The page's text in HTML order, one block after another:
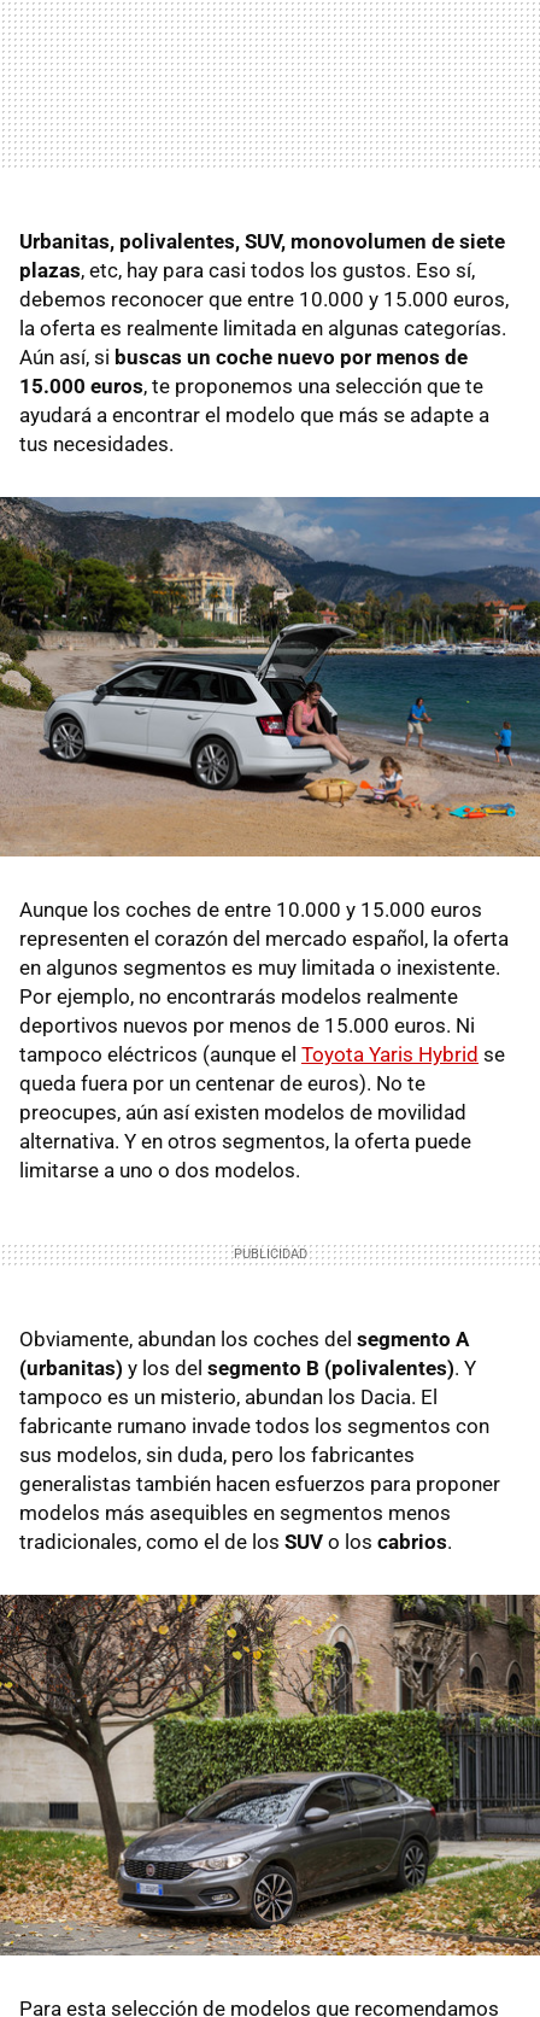
Urbanitas, polivalentes, SUV, monovolumen de siete
plazas, etc, hay para casi todos los gustos. Eso sí,
debemos reconocer que entre 10.000 y 15.000 euros,
la oferta es realmente limitada en algunas categorías.
Aún así, si buscas un coche nuevo por menos de
15.000 euros, te proponemos una selección que te
ayudará a encontrar el modelo que más se adapte a
tus necesidades.
Aunque los coches de entre 10.000 y 15.000 euros
representen el corazón del mercado español, la oferta
en algunos segmentos es muy limitada o inexistente.
Por ejemplo, no encontrarás modelos realmente
deportivos nuevos por menos de 15.000 euros. Ni
tampoco eléctricos (aunque el Toyota Yaris Hybrid se
queda fuera por un centenar de euros). No te
preocupes, aún así existen modelos de movilidad
alternativa. Y en otros segmentos, la oferta puede
limitarse a uno o dos modelos.
Obviamente, abundan los coches del segmento A
(urbanitas) y los del segmento B (polivalentes). Y
tampoco es un misterio, abundan los Dacia. El
fabricante rumano invade todos los segmentos con
sus modelos, sin duda, pero los fabricantes
generalistas también hacen esfuerzos para proponer
modelos más asequibles en segmentos menos
tradicionales, como el de los SUV o los cabrios.
Para esta selección de modelos que recomendamos